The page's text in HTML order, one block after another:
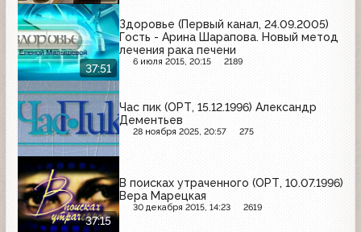
37:51
Здоровье (Первый канал, 24.09.2005)
Гость - Арина Шарапова. Новый метод
лечения рака печени
6 июля 2015, 20:15 2189
Час пик (ОРТ, 15.12.1996) Александр
Дементьев
28 ноября 2025, 20:57 275
37:15
В поисках утраченного (ОРТ, 10.07.1996)
Вера Марецкая
30 декабря 2015, 14:23 2619